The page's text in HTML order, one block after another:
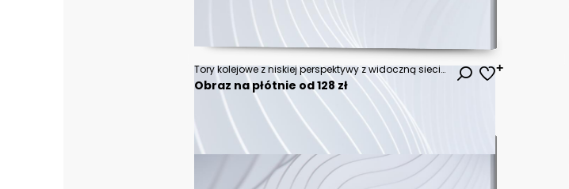
Tory kolejowe z niskiej perspektywy z widoczną siecią trakcyjną
Obraz na płótnie od 128 zł